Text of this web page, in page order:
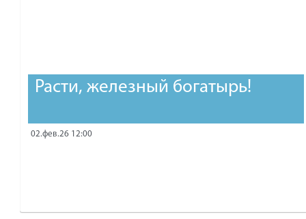
Расти, железный богатырь!
02.фев.26 12:00